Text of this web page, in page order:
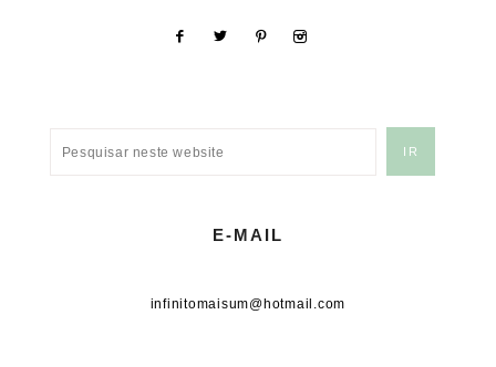
E-MAIL
infinitomaisum@hotmail.com